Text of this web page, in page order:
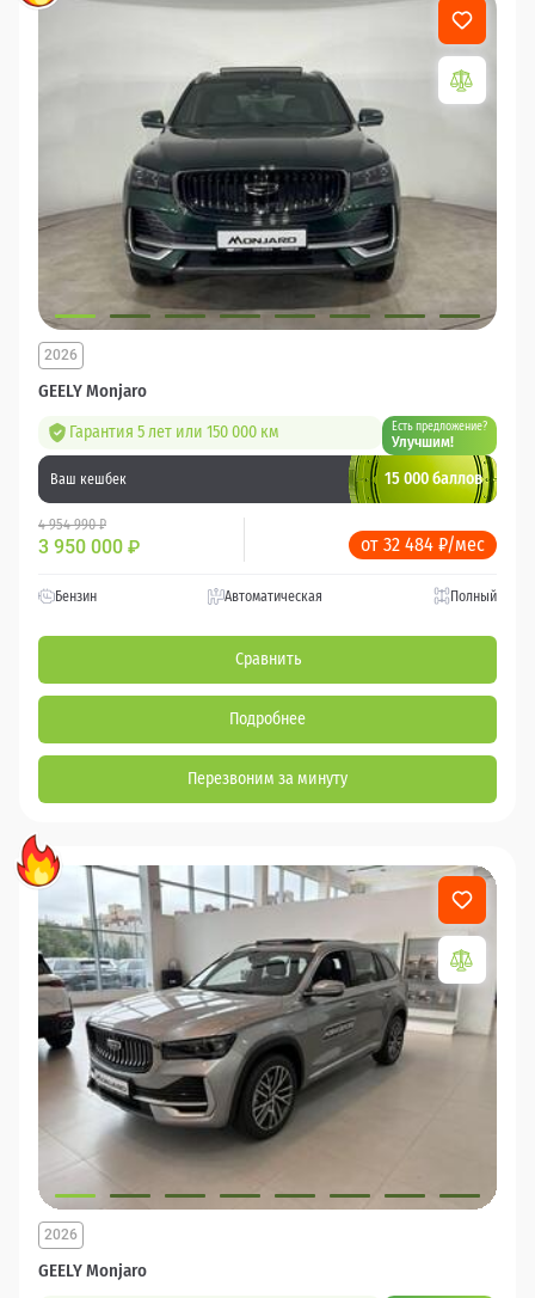
GEELY Monjaro
2026
Гарантия 5 лет или 150 000 км Есть предложение?
Улучшим!
Ваш кешбек 15 000 баллов
4 954 990 ₽
3 950 000 ₽ от 32 484 ₽/мес
Бензин Автоматическая Полный
Сравнить
Подробнее
Перезвоним за минуту
GEELY Monjaro
2026